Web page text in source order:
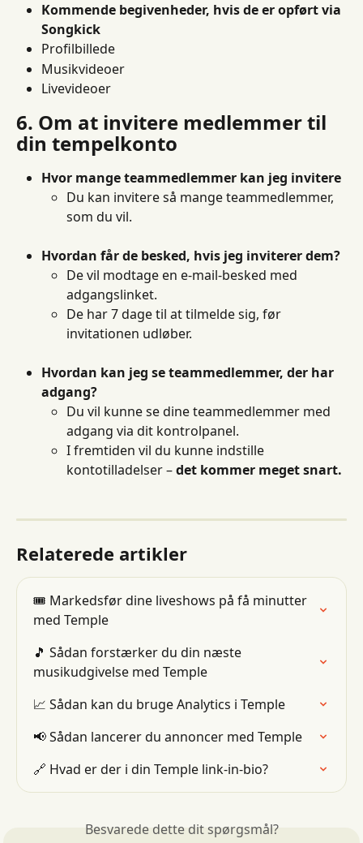
Kommende begivenheder, hvis de er opført via
Songkick
Profilbillede
Musikvideoer
Livevideoer
6. Om at invitere medlemmer til
din tempelkonto
Hvor mange teammedlemmer kan jeg invitere
Du kan invitere så mange teammedlemmer,
som du vil.
Hvordan får de besked, hvis jeg inviterer dem?
De vil modtage en e-mail-besked med
adgangslinket.
De har 7 dage til at tilmelde sig, før
invitationen udløber.
Hvordan kan jeg se teammedlemmer, der har
adgang?
Du vil kunne se dine teammedlemmer med
adgang via dit kontrolpanel.
I fremtiden vil du kunne indstille
kontotilladelser – det kommer meget snart.
Relaterede artikler
🎟 Markedsfør dine liveshows på få minutter
med Temple
🎵 Sådan forstærker du din næste
musikudgivelse med Temple
📈 Sådan kan du bruge Analytics i Temple
📢 Sådan lancerer du annoncer med Temple
🔗 Hvad er der i din Temple link-in-bio?
Besvarede dette dit spørgsmål?